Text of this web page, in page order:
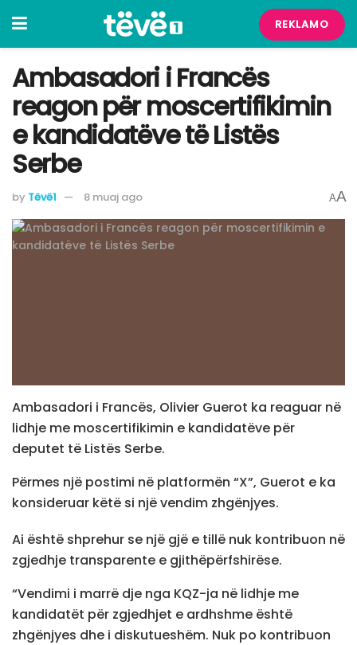
REKLAMO
Ambasadori i Francës
reagon për moscertifikimin
e kandidatëve të Listës
Serbe
by Tëvë1 8 muaj ago AA
Ambasadori i Francës, Olivier Guerot ka reaguar në
lidhje me moscertifikimin e kandidatëve për
deputet të Listës Serbe.
Përmes një postimi në platformën “X”, Guerot e ka
konsideruar këtë si një vendim zhgënjyes.
Ai është shprehur se një gjë e tillë nuk kontribuon në
zgjedhje transparente e gjithëpërfshirëse.
“Vendimi i marrë dje nga KQZ-ja në lidhje me
kandidatët për zgjedhjet e ardhshme është
zhgënjyes dhe i diskutueshëm. Nuk po kontribuon